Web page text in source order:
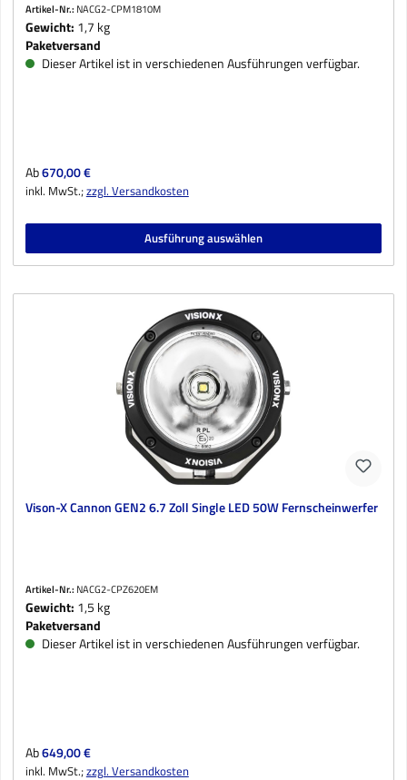
Artikel-Nr.: NACG2-CPM1810M
Gewicht: 1,7 kg
Paketversand
Dieser Artikel ist in verschiedenen Ausführungen verfügbar.
Regulärer Preis:
Ab670,00 €
inkl. MwSt.;zzgl. Versandkosten
Ausführung auswählen
Vison-X Cannon GEN2 6.7 Zoll Single LED 50W Fernscheinwerfer
Artikel-Nr.: NACG2-CPZ620EM
Gewicht: 1,5 kg
Paketversand
Dieser Artikel ist in verschiedenen Ausführungen verfügbar.
Regulärer Preis:
Ab649,00 €
inkl. MwSt.;zzgl. Versandkosten